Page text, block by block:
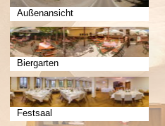
Außenansicht
Biergarten
Festsaal